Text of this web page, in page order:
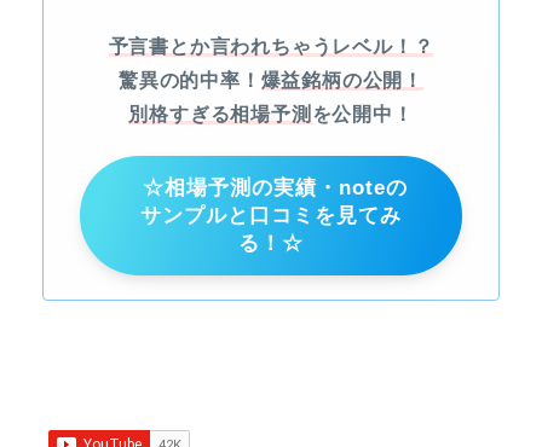
予言書とか言われちゃうレベル！？
驚異の的中率！ 爆益銘柄の公開！
別格すぎる相場予測 を公開中！
☆相場予測の実績・noteの
サンプルと口コミを見てみ
る！☆